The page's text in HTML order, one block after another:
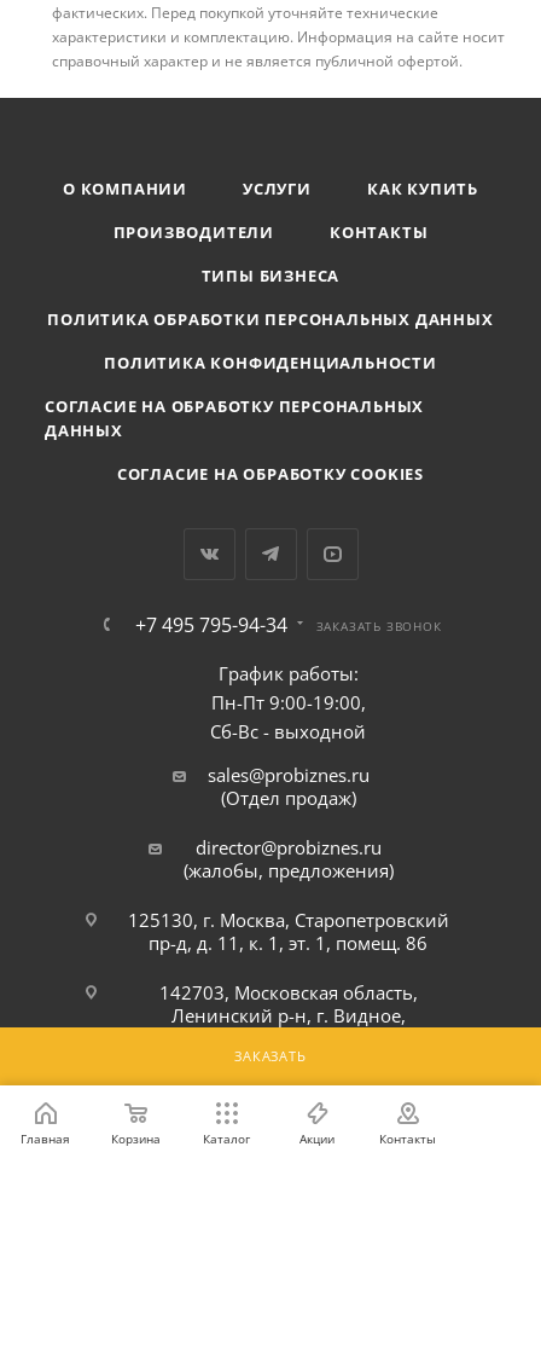
ЗАКАЗАТЬ
фактических. Перед покупкой уточняйте технические
характеристики и комплектацию. Информация на сайте носит
справочный характер и не является публичной офертой.
О КОМПАНИИ УСЛУГИ
КАК КУПИТЬ
ПРОИЗВОДИТЕЛИ
КОНТАКТЫ
ТИПЫ БИЗНЕСА
ПОЛИТИКА ОБРАБОТКИ ПЕРСОНАЛЬНЫХ ДАННЫХ
ПОЛИТИКА КОНФИДЕНЦИАЛЬНОСТИ
СОГЛАСИЕ НА ОБРАБОТКУ ПЕРСОНАЛЬНЫХ
ДАННЫХ
СОГЛАСИЕ НА ОБРАБОТКУ COOKIES
+7 495 795-94-34 ЗАКАЗАТЬ ЗВОНОК
График работы:
Пн-Пт 9:00-19:00,
Сб-Вс - выходной
sales@probiznes.ru
(Отдел продаж)
director@probiznes.ru
(жалобы, предложения)
125130, г. Москва, Старопетровский
пр-д, д. 11, к. 1, эт. 1, помещ. 86
142703, Московская область,
Ленинский р-н, г. Видное,
ПОДПИСАТЬСЯ НА РАССЫЛКУ
Главная Корзина Каталог Акции Контакты